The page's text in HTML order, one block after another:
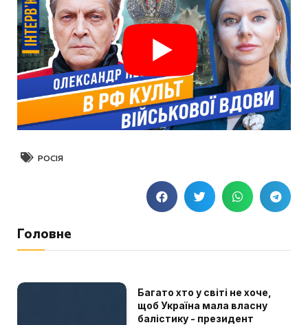
РОСІЯ
Головне
Багато хто у світі не хоче,
щоб Україна мала власну
балістику - президент